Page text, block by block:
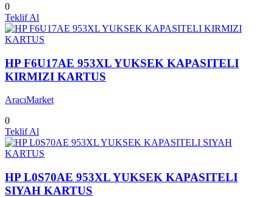
0
Teklif Al
HP F6U17AE 953XL YUKSEK KAPASITELI
KIRMIZI KARTUS
AracıMarket
0
Teklif Al
HP L0S70AE 953XL YUKSEK KAPASITELI
SIYAH KARTUS